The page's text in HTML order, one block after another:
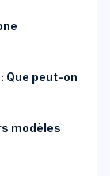
Que peut-on
modèles